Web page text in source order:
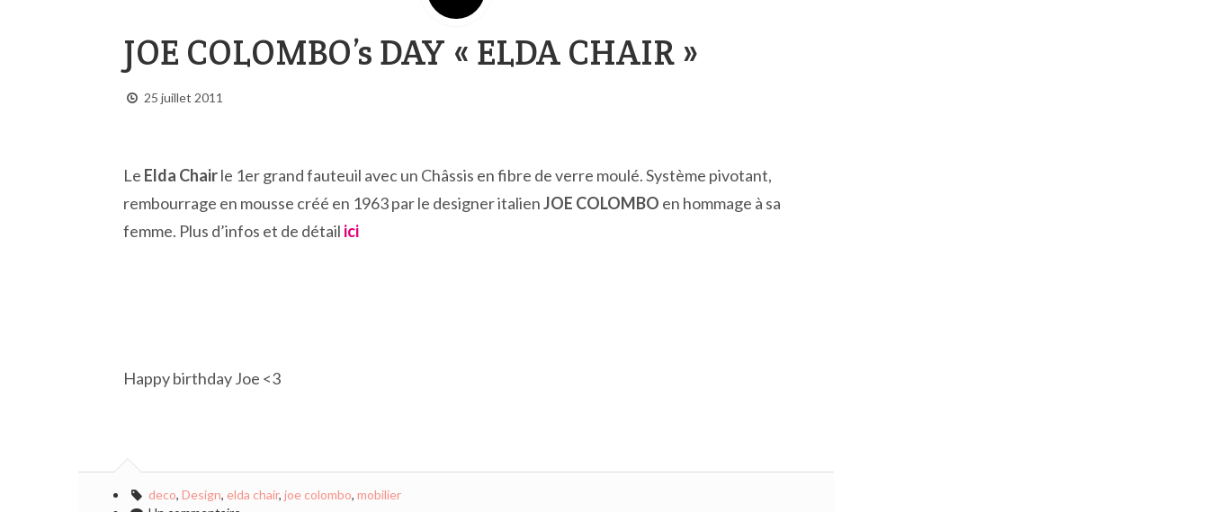
JOE COLOMBO’s DAY « ELDA CHAIR »
25 juillet 2011
Le Elda Chairle 1er grand fauteuil avec un Châssis en fibre de verre moulé. Système pivotant,
rembourrage en mousse créé en 1963 par le designer italienJOE COLOMBO en hommage à sa
femme. Plus d’infos et de détail ici
Happy birthday Joe <3
deco, Design, elda chair, joe colombo, mobilier